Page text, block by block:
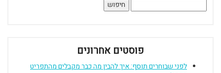
פוסטים אחרונים
לפני שבוחרים תוסף: איך להבין מה כבר מקבלים מהתפריט